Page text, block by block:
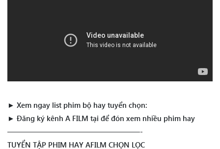
► Xem ngay list phim bộ hay tuyển chọn:
► Đăng ký kênh A FILM tại để đón xem nhiều phim hay
——————————————————-
TUYỂN TẬP PHIM HAY AFILM CHỌN LỌC